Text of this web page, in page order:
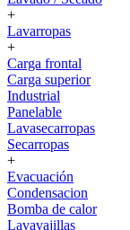
+
Lavarropas
+
Carga frontal
Carga superior
Industrial
Panelable
Lavasecarropas
Secarropas
+
Evacuación
Condensacion
Bomba de calor
Lavavajillas